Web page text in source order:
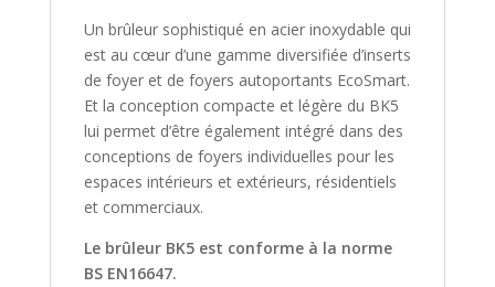
Un brûleur sophistiqué en acier inoxydable qui
est au cœur d’une gamme diversifiée d’inserts
de foyer et de foyers autoportants EcoSmart.
Et la conception compacte et légère du BK5
lui permet d’être également intégré dans des
conceptions de foyers individuelles pour les
espaces intérieurs et extérieurs, résidentiels
et commerciaux.
Le brûleur BK5 est conforme à la norme
BS EN16647.